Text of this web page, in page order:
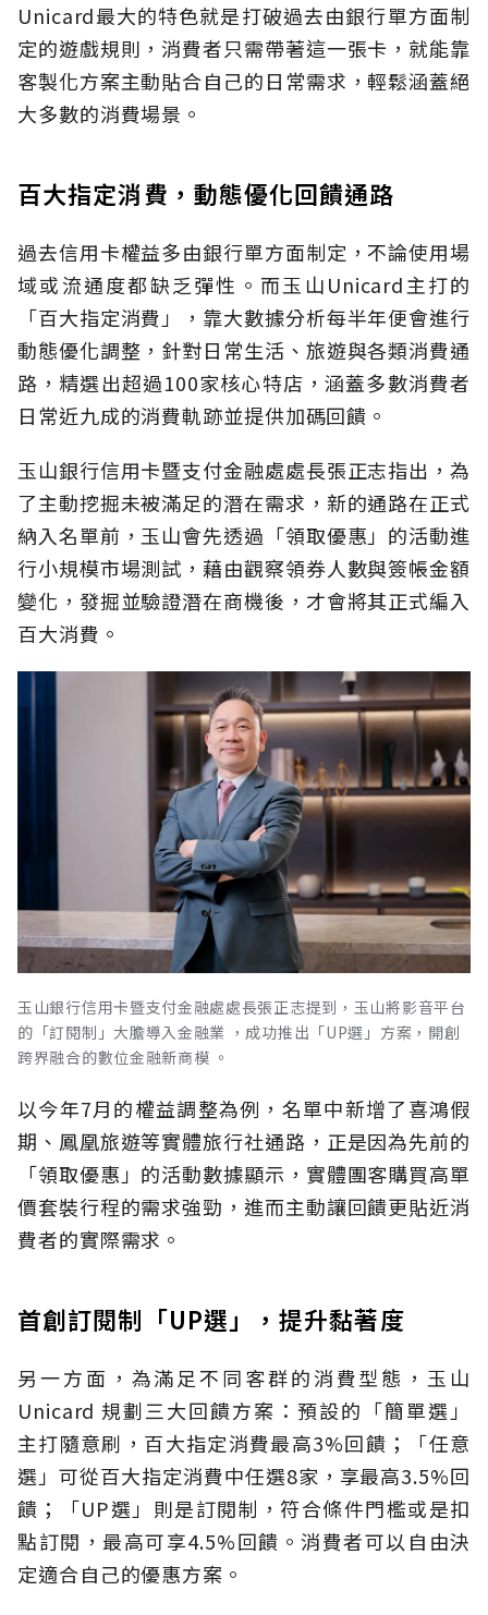
Unicard最大的特色就是打破過去由銀行單方面制
定的遊戲規則，消費者只需帶著這一張卡，就能靠
客製化方案主動貼合自己的日常需求，輕鬆涵蓋絕
大多數的消費場景。
百大指定消費，動態優化回饋通路
過去信用卡權益多由銀行單方面制定，不論使用場
域或流通度都缺乏彈性。而玉山Unicard主打的
「百大指定消費」，靠大數據分析每半年便會進行
動態優化調整，針對日常生活、旅遊與各類消費通
路，精選出超過100家核心特店，涵蓋多數消費者
日常近九成的消費軌跡並提供加碼回饋。
玉山銀行信用卡暨支付金融處處長張正志指出，為
了主動挖掘未被滿足的潛在需求，新的通路在正式
納入名單前，玉山會先透過「領取優惠」的活動進
行小規模市場測試，藉由觀察領券人數與簽帳金額
變化，發掘並驗證潛在商機後，才會將其正式編入
百大消費。
玉山銀行信用卡暨支付金融處處長張正志提到，玉山將影音平台
的「訂閱制」大膽導入金融業 ，成功推出「UP選」方案，開創
跨界融合的數位金融新商模 。
以今年7月的權益調整為例，名單中新增了喜鴻假
期、鳳凰旅遊等實體旅行社通路，正是因為先前的
「領取優惠」的活動數據顯示，實體團客購買高單
價套裝行程的需求強勁，進而主動讓回饋更貼近消
費者的實際需求。
首創訂閱制「UP選」，提升黏著度
另一方面，為滿足不同客群的消費型態，玉山
Unicard 規劃三大回饋方案：預設的「簡單選」
主打隨意刷，百大指定消費最高3%回饋；「任意
選」可從百大指定消費中任選8家，享最高3.5%回
饋；「UP選」則是訂閱制，符合條件門檻或是扣
點訂閱，最高可享4.5%回饋。消費者可以自由決
定適合自己的優惠方案。